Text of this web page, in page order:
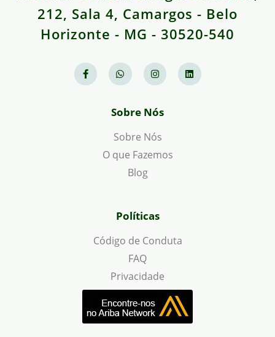
212, Sala 4, Camargos - Belo
Horizonte - MG - 30520-540
Sobre Nós
Sobre Nós
O que Fazemos
Blog
Políticas
Código de Conduta
FAQ
Privacidade